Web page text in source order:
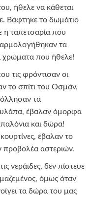
ήθελε να κάθεται
Βάφτηκε το δωμάτιο
ταπετσαρία που
τα
χρώματα που ήθελε!
τις φρόντισαν οι
το σπίτι του Οσμάν,
τα
έβαλαν όμορφα
και δώρα!
έβαλαν το
προβολέα αστεριών.
νεράιδες, δεν πίστευε
όμως όταν
τα δώρα του μας